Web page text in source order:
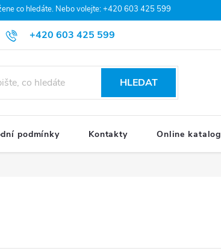
co hledáte. Nebo volejte: +420 603 425 599
+420 603 425 599
ochrany osobních údajů
HLEDAT
podmínky Kontakty Online katalog